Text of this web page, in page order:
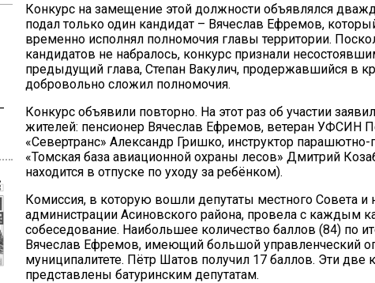
Конкурс на замещение этой должности объявлялся
подал только один кандидат – Вячеслав Ефремов,
временно исполнял полномочия главы территории.
кандидатов не набралось, конкурс признали
предыдущий глава, Степан Вакулич, продержавшийся в
добровольно сложил полномочия.
Конкурс объявили повторно. На этот раз об участии
жителей: пенсионер Вячеслав Ефремов, ветеран УФСИН
«Севертранс» Александр Гришко, инструктор
«Томская база авиационной охраны лесов» Дмитрий
находится в отпуске по уходу за ребёнком).
Комиссия, в которую вошли депутаты местного Совета и
администрации Асиновского района, провела с каждым
собеседование. Наибольшее количество баллов (84) по
Вячеслав Ефремов, имеющий большой управленческий
муниципалитете. Пётр Шатов получил 17 баллов. Эти две
представлены батуринским депутатам.